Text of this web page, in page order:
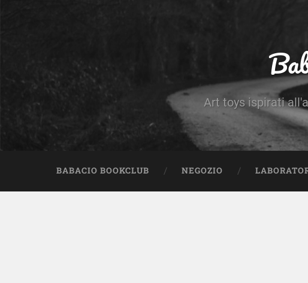
Art toys ispirati
BABACIO BOOKCLUB NEGOZIO